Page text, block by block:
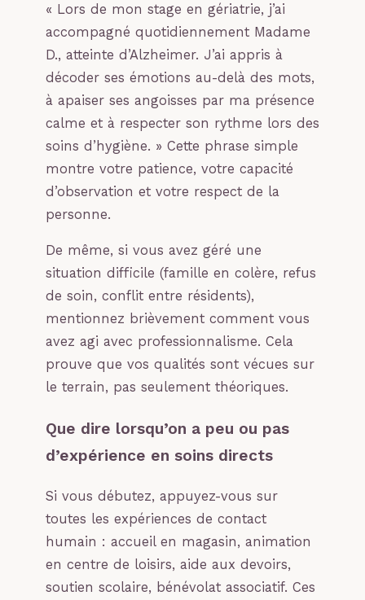
« Lors de mon stage en gériatrie, j’ai
accompagné quotidiennement Madame
D., atteinte d’Alzheimer. J’ai appris à
décoder ses émotions au-delà des mots,
à apaiser ses angoisses par ma présence
calme et à respecter son rythme lors des
soins d’hygiène. » Cette phrase simple
montre votre patience, votre capacité
d’observation et votre respect de la
personne.
De même, si vous avez géré une
situation difficile (famille en colère, refus
de soin, conflit entre résidents),
mentionnez brièvement comment vous
avez agi avec professionnalisme. Cela
prouve que vos qualités sont vécues sur
le terrain, pas seulement théoriques.
Que dire lorsqu’on a peu ou pas
d’expérience en soins directs
Si vous débutez, appuyez-vous sur
toutes les expériences de contact
humain : accueil en magasin, animation
en centre de loisirs, aide aux devoirs,
soutien scolaire, bénévolat associatif. Ces